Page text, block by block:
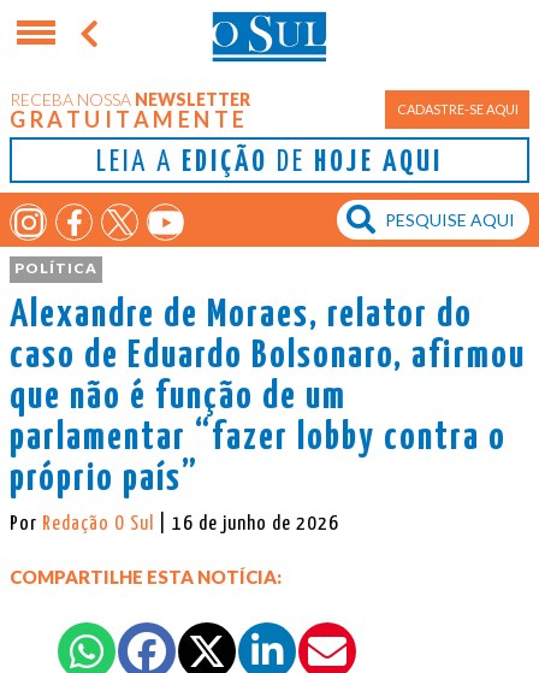
RECEBA NOSSA NEWSLETTER
GRATUITAMENTE CADASTRE-SE AQUI
LEIA A EDIÇÃO DE HOJE AQUI
POLÍTICA
Alexandre de Moraes, relator do
caso de Eduardo Bolsonaro, afirmou
que não é função de um
parlamentar “fazer lobby contra o
próprio país”
Por Redação O Sul | 16 de junho de 2026
COMPARTILHE ESTA NOTÍCIA: